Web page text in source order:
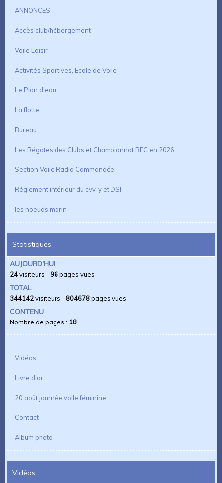
ANNONCES
Accès club/hébergement
Voile Loisir
Activités Sportives, Ecole de Voile
Le Plan d'eau
La flotte
Bureau
Les Régates des Clubs et Championnat BFC en 2026
Section Voile Radio Commandée
Réglement intérieur du cvv-y et DSI
les noeuds marin
Statistiques
AUJOURD'HUI
24visiteurs - 96pages vues
TOTAL
344142visiteurs - 804678pages vues
CONTENU
Nombre de pages : 18
Vidéos
Livre d'or
20 août journée voile féminine
Contact
Album photo
Vidéos